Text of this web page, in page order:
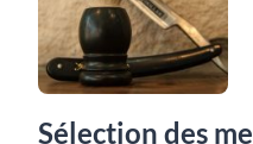
Sélection des